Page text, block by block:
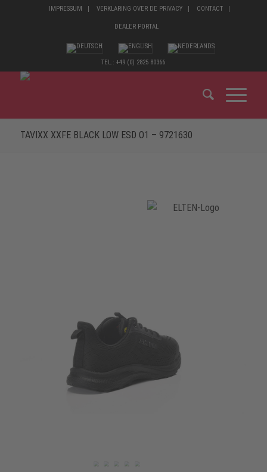
IMPRESSUM VERKLARING OVER DE PRIVACY CONTACT
DEALER PORTAL
TEL.: +49 (0) 2825 80366
TAVIXX XXFE BLACK LOW ESD O1 – 9721630